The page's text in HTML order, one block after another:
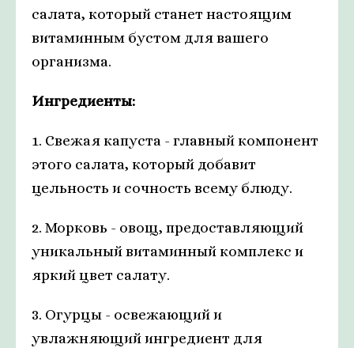
салата, который станет настоящим
витаминным бустом для вашего
организма.
Ингредиенты:
1. Свежая капуста - главный компонент
этого салата, который добавит
цельность и сочность всему блюду.
2. Морковь - овощ, предоставляющий
уникальный витаминный комплекс и
яркий цвет салату.
3. Огурцы - освежающий и
увлажняющий ингредиент для